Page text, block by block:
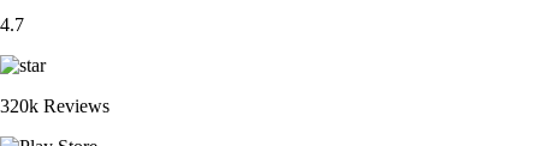
4.7
320k Reviews